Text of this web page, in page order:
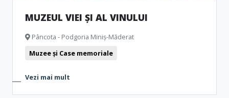
MUZEUL VIEI ȘI AL VINULUI
Pâncota - Podgoria Miniș-Măderat
Muzee și Case memoriale
Vezi mai mult